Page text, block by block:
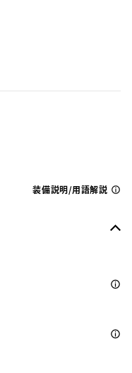
装備説明/用語解説